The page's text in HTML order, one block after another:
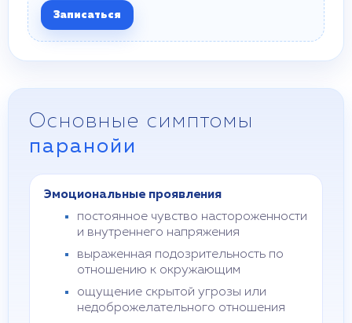
Записаться
Основные симптомы
паранойи
Эмоциональные проявления
постоянное чувство настороженности
и внутреннего напряжения
выраженная подозрительность по
отношению к окружающим
ощущение скрытой угрозы или
недоброжелательного отношения